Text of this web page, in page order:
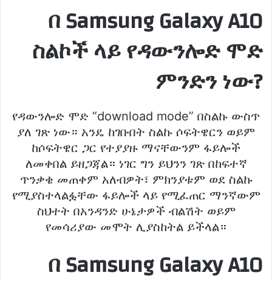
በ Samsung Galaxy A10
ስልኮች ላይ የዳውንሎድ ሞድ
ምንድን ነው?
የዳውንሎድ ሞድ “download mode” በስልኩ ውስጥ
ያለ ገጽ ነው። አንዴ ከገቡበት ስልኩ ሶፍትዌርን ወይም
ከሶፍትዌር ጋር የተያያዙ ማናቸውንም ፋይሎች
ለመቀበል ይዘጋጃል። ነገር ግን ይህንን ገጽ በከፍተኛ
ጥንቃቄ መጠቀም አለብዎት፣ ምክንያቱም ወደ ስልኩ
የሚያስተላልፏቸው ፋይሎች ላይ የሚፈጠር ማንኛውም
ስህተት በአንዳንድ ሁኔታዎች ብልሽት ወይም
የመሳሪያው መሞት ሊያስከትል ይችላል።
በ Samsung Galaxy A10